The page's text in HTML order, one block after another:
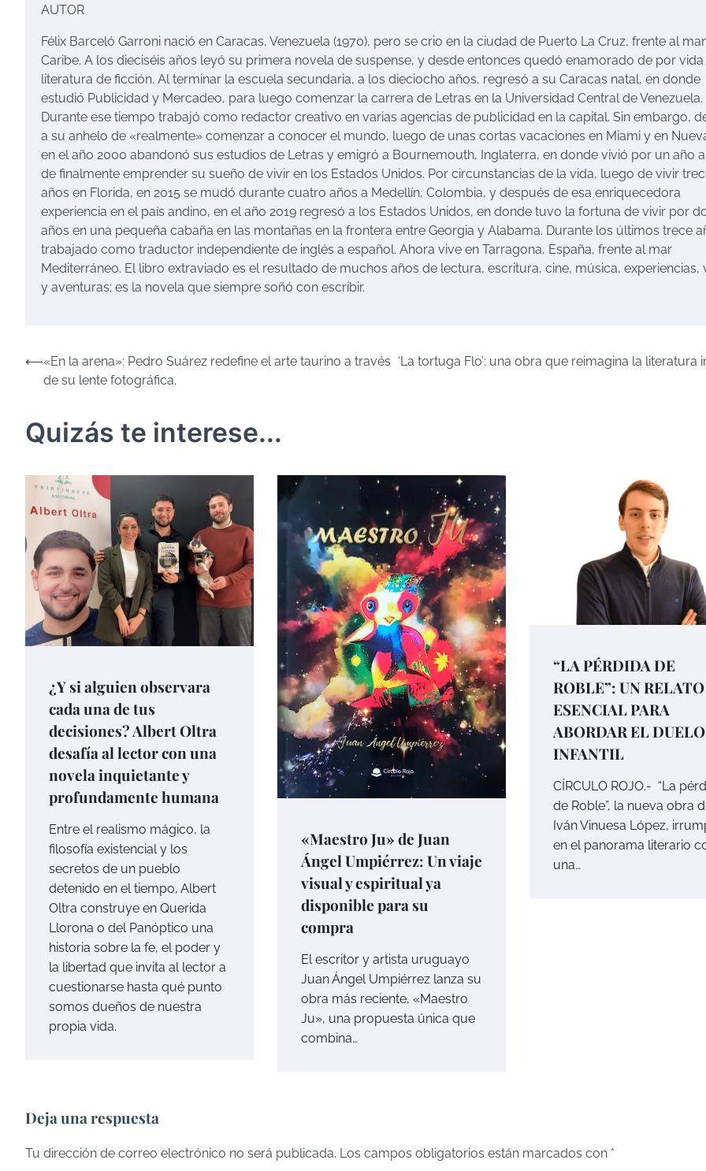
AUTOR
Félix Barceló Garroni nació en Caracas, Venezuela (1970), pero se crio en la ciudad de Puerto La Cruz, frente al mar
Caribe. A los dieciséis años leyó su primera novela de suspense, y desde entonces quedó enamorado de por
literatura de ficción. Al terminar la escuela secundaria, a los dieciocho años, regresó a su Caracas natal, en donde
estudió Publicidad y Mercadeo, para luego comenzar la carrera de Letras en la Universidad Central de Venezuela.
Durante ese tiempo trabajó como redactor creativo en varias agencias de publicidad en la capital. Sin embargo,
a su anhelo de «realmente» comenzar a conocer el mundo, luego de unas cortas vacaciones en Miami y en
en el año 2000 abandonó sus estudios de Letras y emigró a Bournemouth, Inglaterra, en donde vivió por un año
de finalmente emprender su sueño de vivir en los Estados Unidos. Por circunstancias de la vida, luego de vivir
años en Florida, en 2015 se mudó durante cuatro años a Medellín, Colombia, y después de esa enriquecedora
experiencia en el país andino, en el año 2019 regresó a los Estados Unidos, en donde tuvo la fortuna de vivir por
años en una pequeña cabaña en las montañas en la frontera entre Georgia y Alabama. Durante los últimos trece
trabajado como traductor independiente de inglés a español. Ahora vive en Tarragona, España, frente al mar
Mediterráneo. El libro extraviado es el resultado de muchos años de lectura, escritura, cine, música, experiencias,
y aventuras; es la novela que siempre soñó con escribir.
Navegación
⟵«En la arena»: Pedro Suárez redefine el arte taurino a través
de su lente fotográfica.
‘La tortuga Flo’: una obra que reimagina la literatura
Quizás te interese...
¿Y si alguien observara
cada una de tus
decisiones? Albert Oltra
desafía al lector con una
novela inquietante y
profundamente humana
Entre el realismo mágico, la
filosofía existencial y los
secretos de un pueblo
detenido en el tiempo, Albert
Oltra construye en Querida
Llorona o del Panóptico una
historia sobre la fe, el poder y
la libertad que invita al lector a
cuestionarse hasta qué punto
somos dueños de nuestra
propia vida.
«Maestro Ju» de Juan
Ángel Umpiérrez: Un viaje
visual y espiritual ya
disponible para su
compra
El escritor y artista uruguayo
Juan Ángel Umpiérrez lanza su
obra más reciente, «Maestro
Ju», una propuesta única que
combina…
“LA PÉRDIDA DE
ROBLE”: UN RELATO
ESENCIAL PARA
ABORDAR EL DUELO
INFANTIL
CÍRCULO ROJO.- “La
de Roble”, la nueva obra
Iván Vinuesa López,
en el panorama literario
una…
Deja una respuesta
Tu dirección de correo electrónico no será publicada. Los campos obligatorios están marcados con *